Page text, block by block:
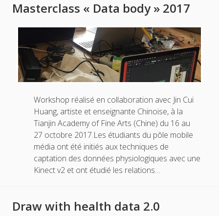
Masterclass « Data body » 2017
Workshop réalisé en collaboration avec Jin Cui
Huang, artiste et enseignante Chinoise, à la
Tianjin Academy of Fine Arts (Chine) du 16 au
27 octobre 2017.Les étudiants du pôle mobile
média ont été initiés aux techniques de
captation des données physiologiques avec une
Kinect v2 et ont étudié les relations…
Draw with health data 2.0